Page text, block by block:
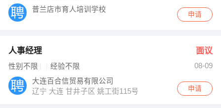
普兰店市育人培训学校
申请
人事经理 面议
性别不限 经验不限
08-09
大连百合信贸易有限公司
辽宁 大连 甘井子区 姚工街115号
申请